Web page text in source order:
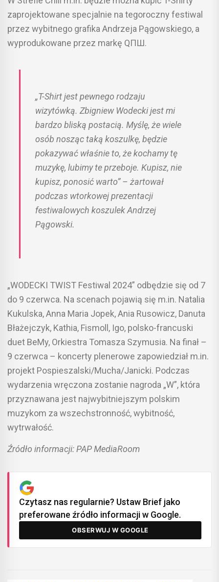
zaprojektowane specjalnie na tegoroczny festiwal
przez wybitnego grafika Andrzeja Pągowskiego, a
wyprodukowane przez markę QΠШ.
„T-Shirt jest pewnego rodzaju
wizytówką. Zbigniew Wodecki jest mi
bardzo bliską postacią. Myślę, że wiele
osób nosząc taką koszulkę, będzie
pokazywać właśnie to, że kochamy tę
muzykę, lubimy te przeboje. Kupisz, nie
kupisz, ponosić warto” – żartował
podczas wtorkowej prezentacji
festiwalowych koszulek Andrzej
Pągowski.
„WODECKI TWIST Festiwal 2024” odbędzie się od 7
do 9 czerwca. Na scenach pojawią się m.in. Natalia
Kukulska, Anna Maria Jopek, Ania Rusowicz, Danuta
Błażejczyk, Kathia, Fismoll, Igo, polsko-francuski
duet BeMy, Orkiestra Tomasza Szymusia. Na finał –
9 czerwca – koncerty plenerowe zapowiedział m.in.
projekt Pospieszalski/Mucha/Janicki. Podczas
wydarzenia wręczona zostanie nagroda „W”, która
przyznawana jest najwybitniejszym polskim
muzykom za wszechstronność, wybitność,
wytrwałość.
Źródło informacji: PAP MediaRoom
Czytasz nas regularnie? Ustaw Brief jako
preferowane źródło informacji w Google.
OBSERWUJ W GOOGLE